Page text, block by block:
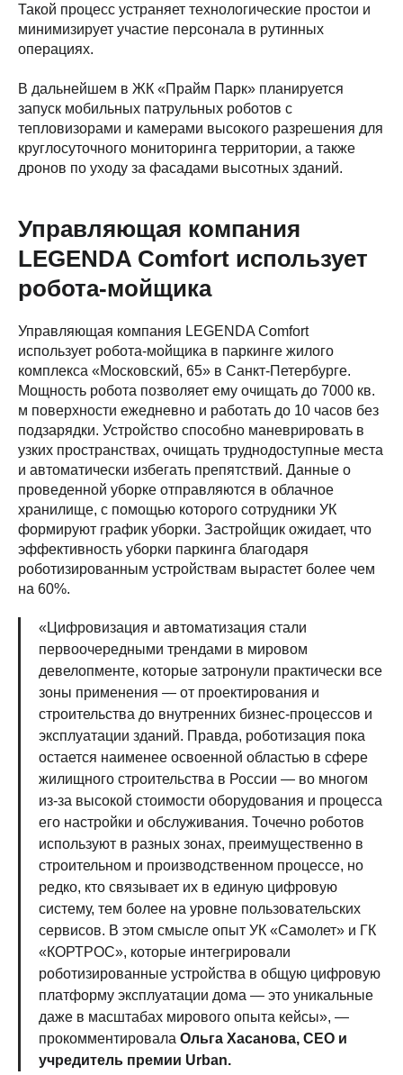
Такой процесс устраняет технологические простои и
минимизирует участие персонала в рутинных
операциях.
В дальнейшем в ЖК «Прайм Парк» планируется
запуск мобильных патрульных роботов с
тепловизорами и камерами высокого разрешения для
круглосуточного мониторинга территории, а также
дронов по уходу за фасадами высотных зданий.
Управляющая компания
LEGENDA Comfort использует
робота-мойщика
Управляющая компания LEGENDA Comfort
использует робота-мойщика в паркинге жилого
комплекса «Московский, 65» в Санкт-Петербурге.
Мощность робота позволяет ему очищать до 7000 кв.
м поверхности ежедневно и работать до 10 часов без
подзарядки. Устройство способно маневрировать в
узких пространствах, очищать труднодоступные места
и автоматически избегать препятствий. Данные о
проведенной уборке отправляются в облачное
хранилище, с помощью которого сотрудники УК
формируют график уборки. Застройщик ожидает, что
эффективность уборки паркинга благодаря
роботизированным устройствам вырастет более чем
на 60%.
«Цифровизация и автоматизация стали
первоочередными трендами в мировом
девелопменте, которые затронули практически все
зоны применения — от проектирования и
строительства до внутренних бизнес-процессов и
эксплуатации зданий. Правда, роботизация пока
остается наименее освоенной областью в сфере
жилищного строительства в России — во многом
из-за высокой стоимости оборудования и процесса
его настройки и обслуживания. Точечно роботов
используют в разных зонах, преимущественно в
строительном и производственном процессе, но
редко, кто связывает их в единую цифровую
систему, тем более на уровне пользовательских
сервисов. В этом смысле опыт УК «Самолет» и ГК
«КОРТРОС», которые интегрировали
роботизированные устройства в общую цифровую
платформу эксплуатации дома — это уникальные
даже в масштабах мирового опыта кейсы», —
прокомментировала Ольга Хасанова, CEO и
учредитель премии Urban.